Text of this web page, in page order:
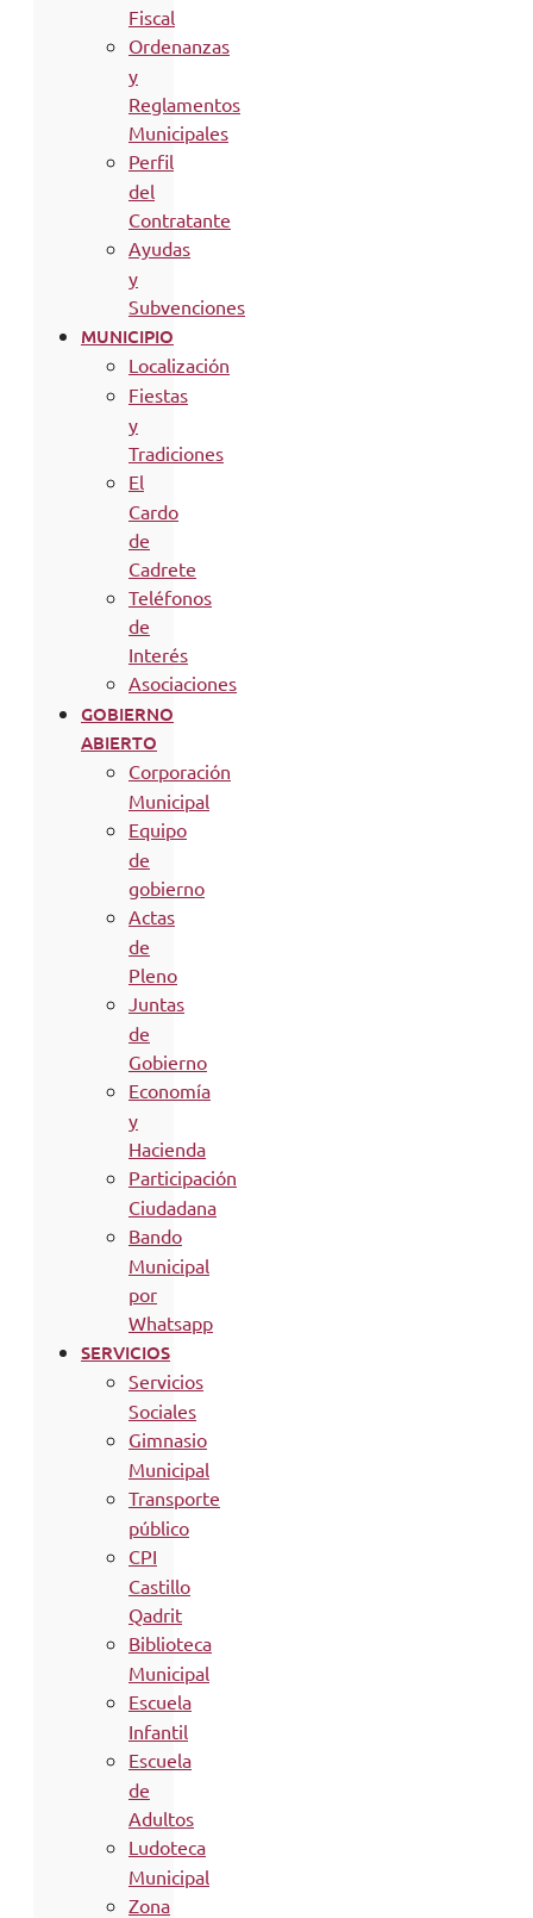
Fiscal
Ordenanzas
y
Reglamentos
Municipales
Perfil
del
Contratante
Ayudas
y
Subvenciones
MUNICIPIO
Localización
Fiestas
y
Tradiciones
El
Cardo
de
Cadrete
Teléfonos
de
Interés
Asociaciones
GOBIERNO
ABIERTO
Corporación
Municipal
Equipo
de
gobierno
Actas
de
Pleno
Juntas
de
Gobierno
Economía
y
Hacienda
Participación
Ciudadana
Bando
Municipal
por
Whatsapp
SERVICIOS
Servicios
Sociales
Gimnasio
Municipal
Transporte
público
CPI
Castillo
Qadrit
Biblioteca
Municipal
Escuela
Infantil
Escuela
de
Adultos
Ludoteca
Municipal
Zona